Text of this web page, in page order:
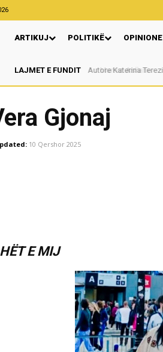
ARTIKUJ POLITIKË OPINIONE
LAJMET E FUNDIT Murtez Asllani
Gjonaj
10 Qershor 2025
E MIJ